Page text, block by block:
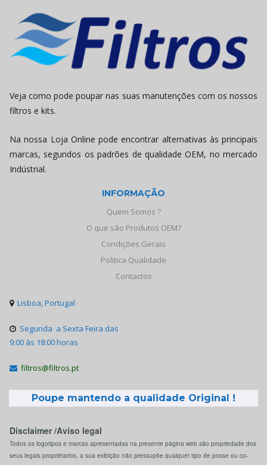
Veja como pode poupar nas suas manutenções com os nossos
filtros e kits.
Na nossa Loja Online pode encontrar alternativas às principais
marcas, segundos os padrões de qualidade OEM, no mercado
Indústrial.
INFORMAÇÃO
Quem Somos ?
O que são Produtos OEM?
Condições Gerais
Politica Qualidade
Contactos
 Lisboa, Portugal
 Segunda a Sexta Feira das
9:00 às 18:00 horas
 filtros@filtros.pt
Poupe mantendo a qualidade Original !
Disclaimer /Aviso legal
Todos os logotipos e marcas apresentadas na presente página web são propriedade dos
seus legais propriétarios, a sua exibição não pressupõe qualquer tipo de posse ou co-